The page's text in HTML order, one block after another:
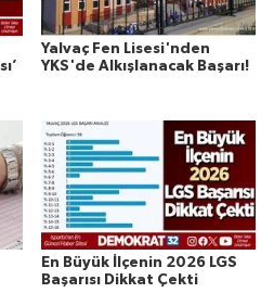
Yalvaç Fen Lisesi'nden
YKS'de Alkışlanacak Başarı!
En Büyük İlçenin 2026 LGS
Başarısı Dikkat Çekti